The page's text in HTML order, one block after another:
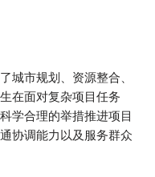
城市规划、资源整合、
在面对复杂项目任务
学合理的举措推进项目
协调能力以及服务群众